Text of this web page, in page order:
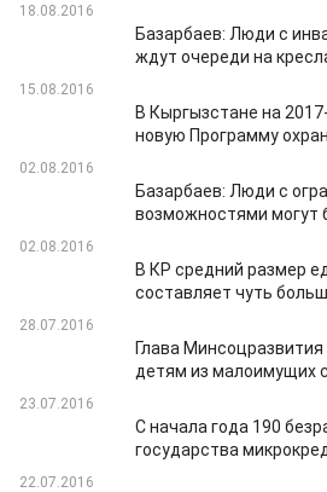
18.08.2016
Базарбаев: Люди с
ждут очереди на
15.08.2016
В Кыргызстане на
новую Программу
02.08.2016
Базарбаев: Люди с
возможностями могут
02.08.2016
В КР средний размер
составляет чуть
28.07.2016
Глава
детям из малоимущих
23.07.2016
С начала года 190
государства
22.07.2016